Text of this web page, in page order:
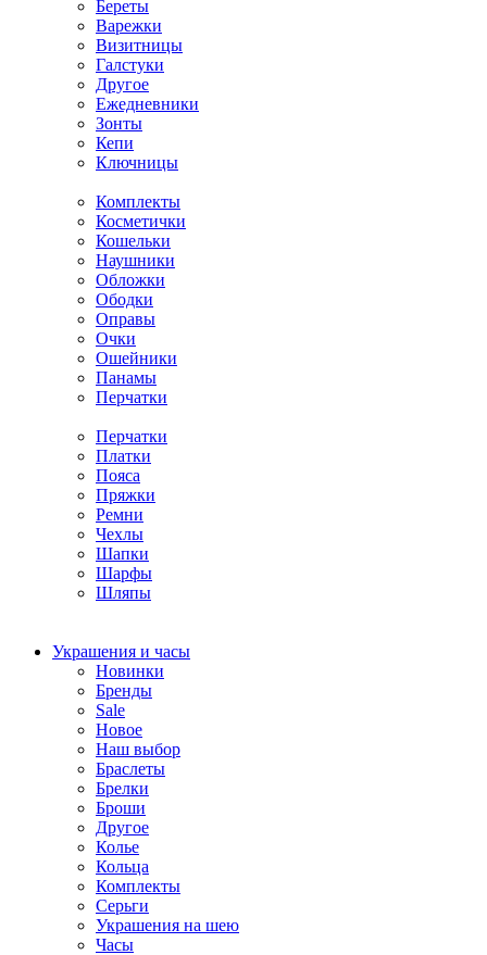
Береты
Варежки
Визитницы
Галстуки
Другое
Ежедневники
Зонты
Кепи
Ключницы
Комплекты
Косметички
Кошельки
Наушники
Обложки
Ободки
Оправы
Очки
Ошейники
Панамы
Перчатки
Перчатки
Платки
Пояса
Пряжки
Ремни
Чехлы
Шапки
Шарфы
Шляпы
Украшения и часы
Новинки
Бренды
Sale
Новое
Наш выбор
Браслеты
Брелки
Броши
Другое
Колье
Кольца
Комплекты
Серьги
Украшения на шею
Часы